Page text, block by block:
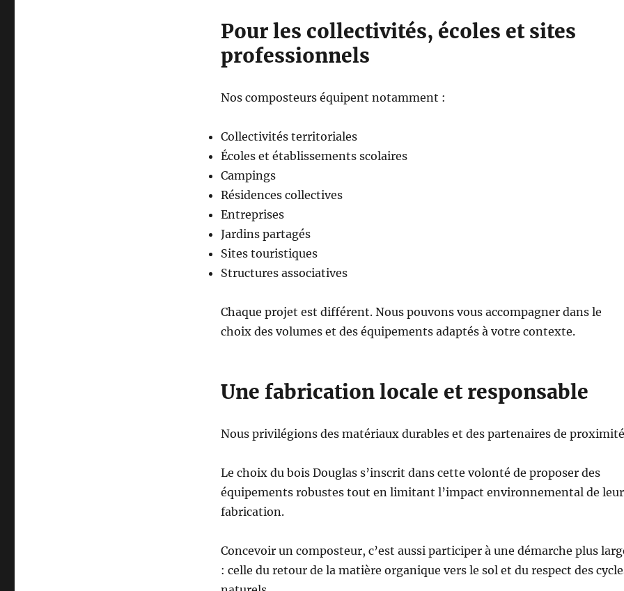
Pour les collectivités, écoles et sites
professionnels
Nos composteurs équipent notamment :
Collectivités territoriales
Écoles et établissements scolaires
Campings
Résidences collectives
Entreprises
Jardins partagés
Sites touristiques
Structures associatives
Chaque projet est différent. Nous pouvons vous accompagner dans le
choix des volumes et des équipements adaptés à votre contexte.
Une fabrication locale et responsable
Nous privilégions des matériaux durables et des partenaires de
Le choix du bois Douglas s’inscrit dans cette volonté de proposer des
équipements robustes tout en limitant l’impact environnemental de leur
fabrication.
Concevoir un composteur, c’est aussi participer à une démarche plus
: celle du retour de la matière organique vers le sol et du respect des